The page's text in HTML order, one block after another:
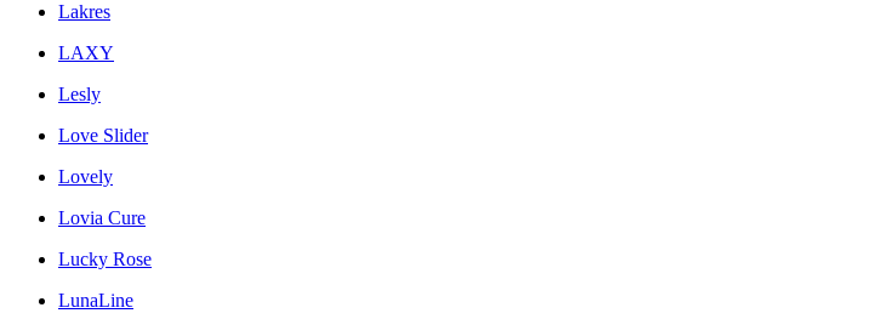
Lakres
LAXY
Lesly
Love Slider
Lovely
Lovia Cure
Lucky Rose
LunaLine